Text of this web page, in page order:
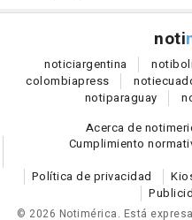
noti
noticiargentina noti
colombiapress noti
notiparaguay
Acerca de
Cumplimiento
Política de privacidad
© 2026 Notimérica. Está